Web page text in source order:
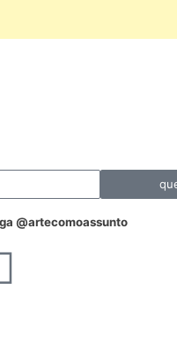
@artecomoassunto